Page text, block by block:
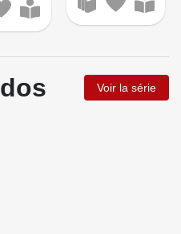
Voir la série